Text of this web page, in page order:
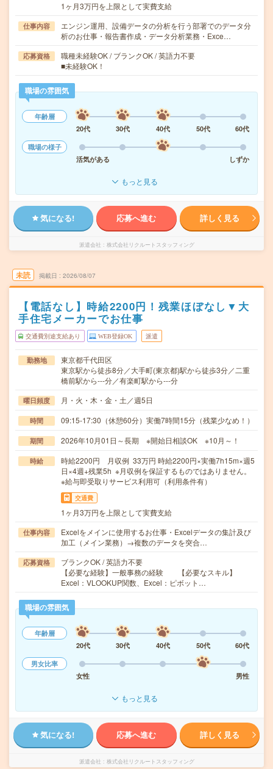
1ヶ月3万円を上限として実費支給
仕事内容
エンジン運用、設備データの分析を行う部署でのデータ分
析のお仕事・報告書作成・データ分析業務・Exce…
応募資格
職種未経験OK / ブランクOK / 英語力不要
■未経験OK！
職場の雰囲気
年齢層
20代
30代 40代 50代
60代
職場の様子
活気がある
しずか
もっと見る
気になる! 応募へ進む 詳しく見る
派遣会社 株式会社リクルートスタッフィング
未読 掲載日 2026/08/07
【電話なし】時給2200円！残業ほぼなし▼大
手住宅メーカーでお仕事
交通費別途支給あり WEB登録OK 派遣
勤務地
東京都千代田区
東京駅から徒歩8分／大手町(東京都)駅から徒歩3分／二重
橋前駅から---分／有楽町駅から---分
曜日頻度 月・火・木・金・土／週5日
時間 09:15-17:30（休憩60分）実働7時間15分（残業少なめ！）
期間 2026年10月01日～長期 ※開始日相談OK ※10月～！
時給
時給2200円 月収例 33万円 時給2200円×実働7h15m×週5
日×4週+残業5h ※月収例を保証するものではありません。
※給与即受取りサービス利用可（利用条件有）
交通費
1ヶ月3万円を上限として実費支給
仕事内容
Excelをメインに使用するお仕事・Excelデータの集計及び
加工（メイン業務）→複数のデータを突合…
応募資格
ブランクOK / 英語力不要
【必要な経験】一般事務の経験 【必要なスキル】
Excel：VLOOKUP関数、Excel：ピボット…
職場の雰囲気
年齢層
20代
30代 40代 50代
60代
男女比率
女性
男性
もっと見る
気になる! 応募へ進む 詳しく見る
派遣会社 株式会社リクルートスタッフィング